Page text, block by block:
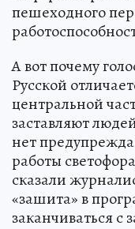
пешеходного
А вот почему
Русской
центральной
заставляют
нет
работы
сказали
«зашита» в
заканчиваться